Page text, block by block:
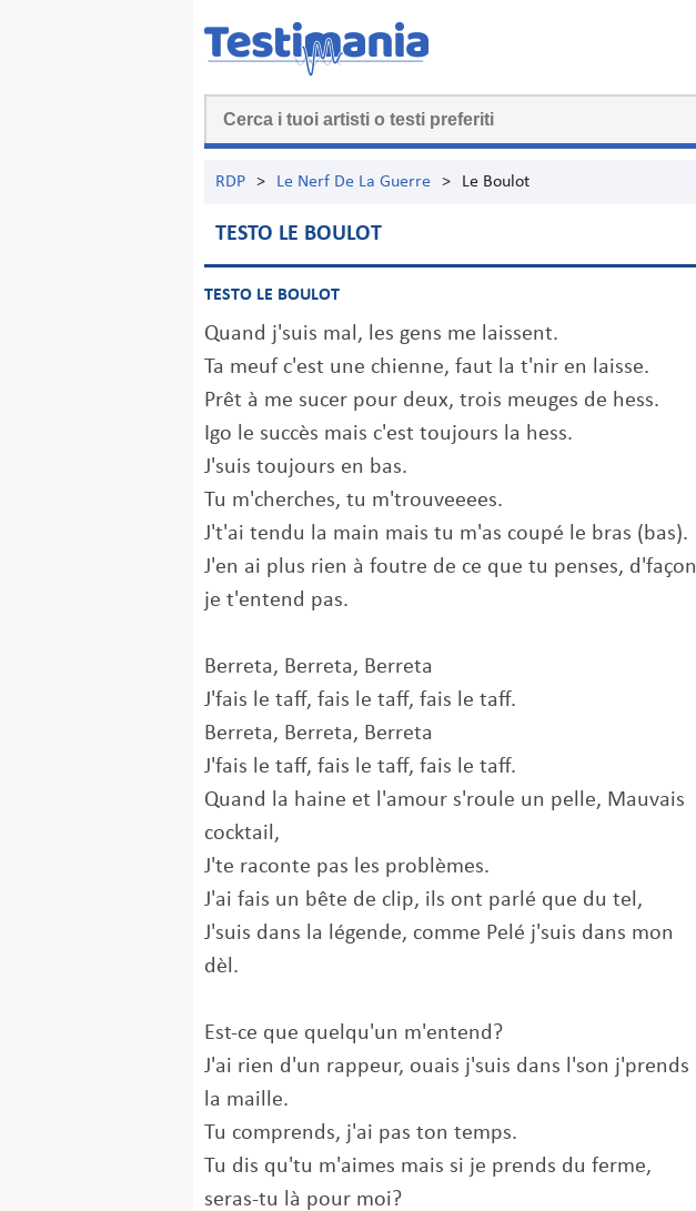
RDP > Le Nerf De La Guerre > Le Boulot
TESTO LE BOULOT
TESTO LE BOULOT
Quand j'suis mal, les gens me laissent.
Ta meuf c'est une chienne, faut la t'nir en laisse.
Prêt à me sucer pour deux, trois meuges de hess.
Igo le succès mais c'est toujours la hess.
J'suis toujours en bas.
Tu m'cherches, tu m'trouveeees.
J't'ai tendu la main mais tu m'as coupé le bras (bas).
J'en ai plus rien à foutre de ce que tu penses, d'façon
je t'entend pas.
Berreta, Berreta, Berreta
J'fais le taff, fais le taff, fais le taff.
Berreta, Berreta, Berreta
J'fais le taff, fais le taff, fais le taff.
Quand la haine et l'amour s'roule un pelle, Mauvais
cocktail,
J'te raconte pas les problèmes.
J'ai fais un bête de clip, ils ont parlé que du tel,
J'suis dans la légende, comme Pelé j'suis dans mon
dèl.
Est-ce que quelqu'un m'entend?
J'ai rien d'un rappeur, ouais j'suis dans l'son j'prends
la maille.
Tu comprends, j'ai pas ton temps.
Tu dis qu'tu m'aimes mais si je prends du ferme,
seras-tu là pour moi?